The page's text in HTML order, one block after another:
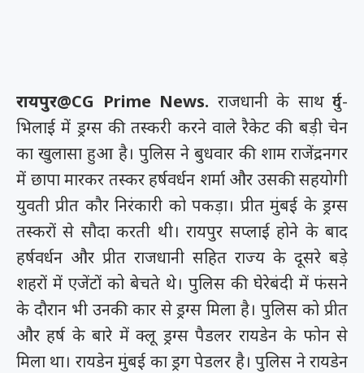
रायपुर@CG Prime News. राजधानी के साथ दुर्ग-
भिलाई में ड्रग्स की तस्करी करने वाले रैकेट की बड़ी चेन
का खुलासा हुआ है। पुलिस ने बुधवार की शाम राजेंद्रनगर
में छापा मारकर तस्कर हर्षवर्धन शर्मा और उसकी सहयोगी
युवती प्रीत कौर निरंकारी को पकड़ा। प्रीत मुंबई के ड्रग्स
तस्करों से सौदा करती थी। रायपुर सप्लाई होने के बाद
हर्षवर्धन और प्रीत राजधानी सहित राज्य के दूसरे बड़े
शहरों में एजेंटों को बेचते थे। पुलिस की घेरेबंदी में फंसने
के दौरान भी उनकी कार से ड्रग्स मिला है। पुलिस को प्रीत
और हर्ष के बारे में क्लू ड्रग्स पैडलर रायडेन के फोन से
मिला था। रायडेन मुंबई का ड्रग पेडलर है। पुलिस ने रायडेन